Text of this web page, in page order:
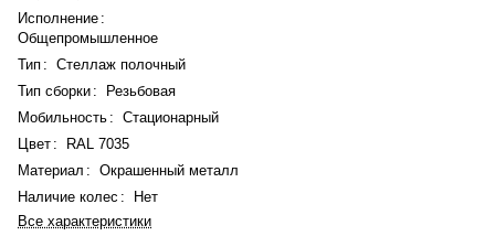
Исполнение :
Общепромышленное
Тип : Стеллаж полочный
Тип сборки:
Резьбовая
Мобильность : Стационарный
Цвет :
RAL 7035
Материал : Окрашенный металл
Наличие колес :
Нет
Все характеристики